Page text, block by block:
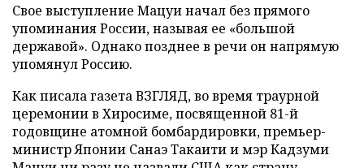
Свое выступление Мацуи начал без прямого
упоминания России, называя ее «большой
державой». Однако позднее в речи он напрямую
упомянул Россию.
Как писала газета ВЗГЛЯД, во время траурной
церемонии в Хиросиме, посвященной 81-й
годовщине атомной бомбардировки, премьер-
министр Японии Санаэ Такаити и мэр Кадзуми